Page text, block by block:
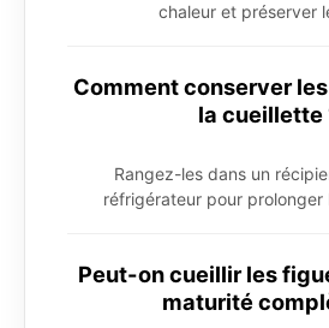
chaleur et préserver
Comment conserver
la cueillette
Rangez-les dans un
réfrigérateur pour prolonger
Peut-on cueillir les
maturité